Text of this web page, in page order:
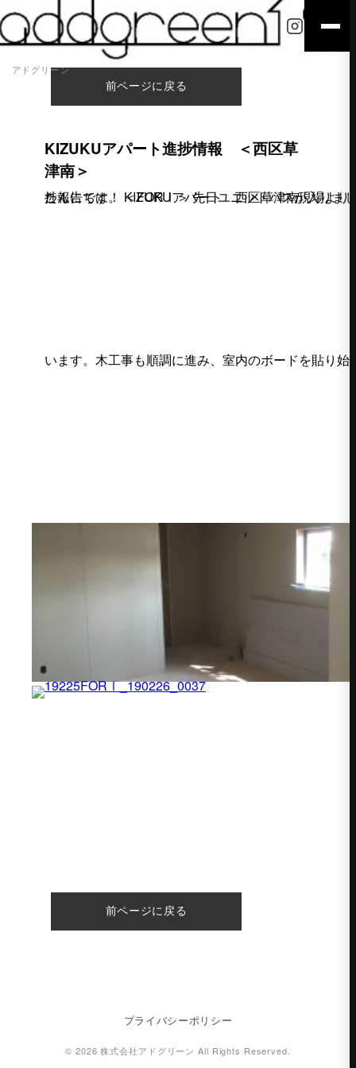
アドグリーン
前ページに戻る
KIZUKUアパート進捗情報 ＜西区草
津南＞
こんにちは。 KIZUKUアパート 西区草津南現場より 進捗報告です！ ＜FORⅠ＞ 先日ユニットバスが入りました！
木工事も順調に進み、室内のボードを貼り始めています。
前ページに戻る
プライバシーポリシー
© 2026 株式会社アドグリーン All Rights Reserved.